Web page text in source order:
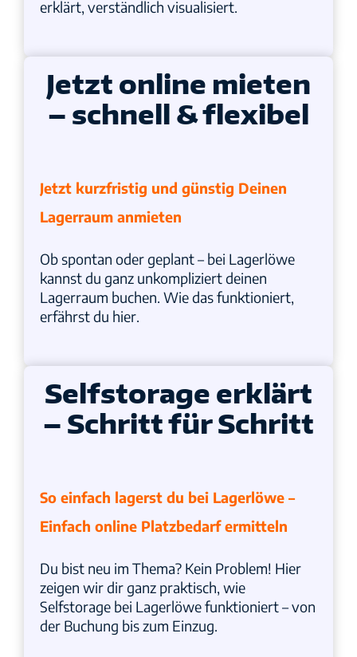
erklärt, verständlich visualisiert.
Jetzt online mieten
– schnell & flexibel
Jetzt kurzfristig und günstig Deinen
Lagerraum anmieten
Ob spontan oder geplant – bei Lagerlöwe
kannst du ganz unkompliziert deinen
Lagerraum buchen. Wie das funktioniert,
erfährst du hier.
Selfstorage erklärt
– Schritt für Schritt
So einfach lagerst du bei Lagerlöwe –
Einfach online Platzbedarf ermitteln
Du bist neu im Thema? Kein Problem! Hier
zeigen wir dir ganz praktisch, wie
Selfstorage bei Lagerlöwe funktioniert – von
der Buchung bis zum Einzug.